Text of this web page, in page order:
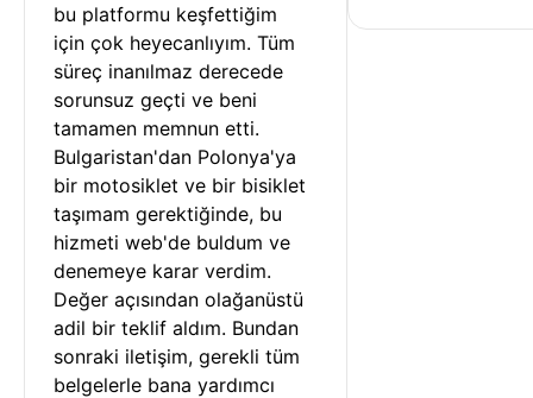
bu platformu keşfettiğim
için çok heyecanlıyım. Tüm
süreç inanılmaz derecede
sorunsuz geçti ve beni
tamamen memnun etti.
Bulgaristan'dan Polonya'ya
bir motosiklet ve bir bisiklet
taşımam gerektiğinde, bu
hizmeti web'de buldum ve
denemeye karar verdim.
Değer açısından olağanüstü
adil bir teklif aldım. Bundan
sonraki iletişim, gerekli tüm
belgelerle bana yardımcı